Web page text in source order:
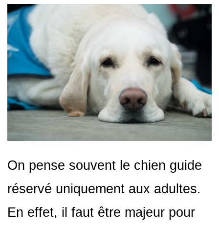
On pense souvent le chien guide
réservé uniquement aux adultes.
En effet, il faut être majeur pour